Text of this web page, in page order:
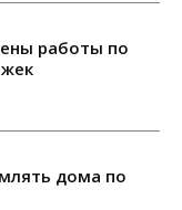
работы по
дома по